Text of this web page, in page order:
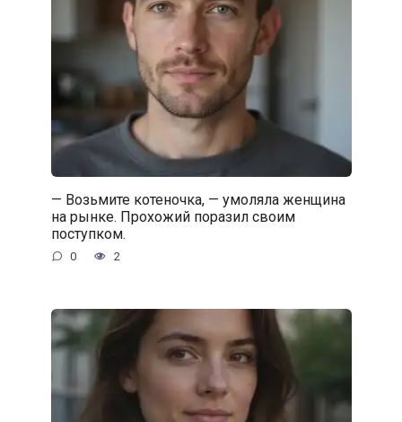
— Возьмите котеночка, — умоляла женщина
на рынке. Прохожий поразил своим
поступком.
0 2